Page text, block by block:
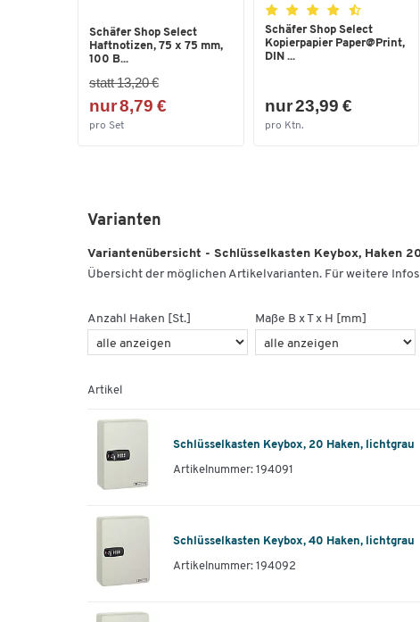
Schäfer Shop Select
Haftnotizen, 75 x 75 mm,
100 B...
statt 13,20 €
nur 8,79 €
pro Set
Schäfer Shop Select
Kopierpapier Paper@Print,
DIN ...
nur 23,99 €
pro Ktn.
Varianten
Variantenübersicht - Schlüsselkasten Keybox, Haken
Übersicht der möglichen Artikelvarianten. Für weitere
Anzahl Haken [St.]
Maße B x T x H [mm]
Artikel
Schlüsselkasten Keybox, 20 Haken, lichtgrau
Artikelnummer: 194091
Schlüsselkasten Keybox, 40 Haken, lichtgrau
Artikelnummer: 194092